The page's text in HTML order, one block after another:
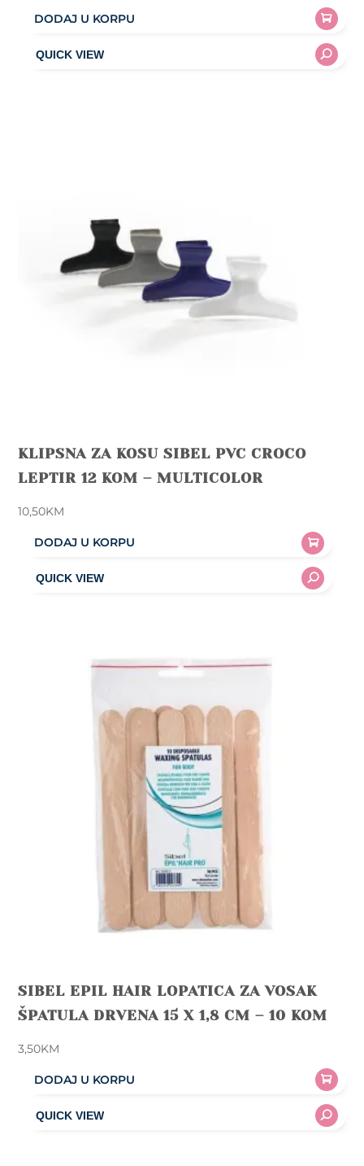
DODAJ U KORPU
KLIPSNA ZA KOSU SIBEL PVC CROCO
LEPTIR 12 KOM – MULTICOLOR
10,50KM
DODAJ U KORPU
SIBEL EPIL HAIR LOPATICA ZA VOSAK
ŠPATULA DRVENA 15 X 1,8 CM – 10 KOM
3,50KM
DODAJ U KORPU